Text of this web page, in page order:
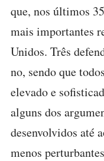
que, nos últimos
mais importantes
Unidos. Três
no, sendo que
elevado e
alguns dos
desenvolvidos até
menos